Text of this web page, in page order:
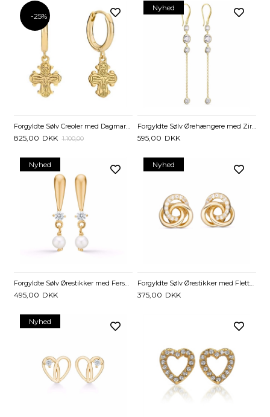
-25%
Forgyldte Sølv Creoler med Dagmarkors - 9 mm
825,00 DKK 1.100,00
Nyhed
Forgyldte Sølv Ørehængere med Zirkonia og Kæde
595,00 DKK
Nyhed
Forgyldte Sølv Ørestikker med Ferskvandsperle og Zirkonia
495,00 DKK
Nyhed
Forgyldte Sølv Ørestikker med Flettede Ringe og Zirkonia
375,00 DKK
Nyhed